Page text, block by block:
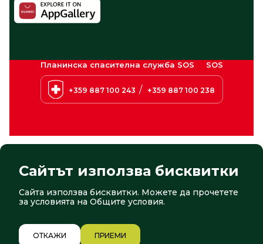
Планинска спасителна служба SOS SOS
+359 887 100 243 / +359 887 100 238
© 2026 Боровец. Всички права запазени Сайт от:СтудиоХ
2/12
Сайтът използва бисквитки
Сайта използва бисквитки. Можете да прочетете
за условията на Общите условия.
ОТКАЖИ ПРИЕМИ